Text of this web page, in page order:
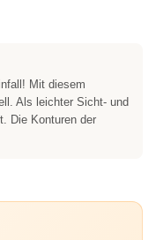
Mit diesem
Als leichter Sicht- und
Die Konturen der